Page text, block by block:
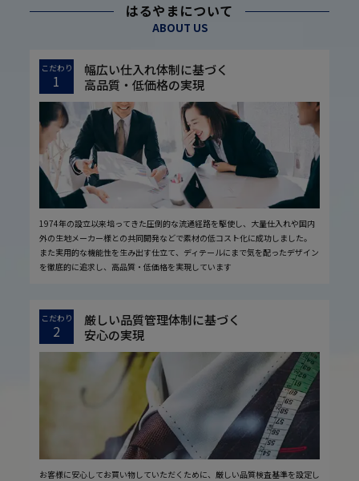
はるやまについて
ABOUT US
こだわり
1
幅広い仕入れ体制に基づく
高品質・低価格の実現
1974年の設立以来培ってきた圧倒的な流通経路を駆使し、大量仕入れや国内
外の生地メーカー様との共同開発などで素材の低コスト化に成功しました。
また実用的な機能性を生み出す仕立て、ディテールにまで気を配ったデザイン
を徹底的に追求し、高品質・低価格を実現しています
こだわり
2
厳しい品質管理体制に基づく
安心の実現
お客様に安心してお買い物していただくために、厳しい品質検査基準を設定し